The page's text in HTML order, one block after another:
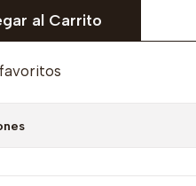
al Carrito